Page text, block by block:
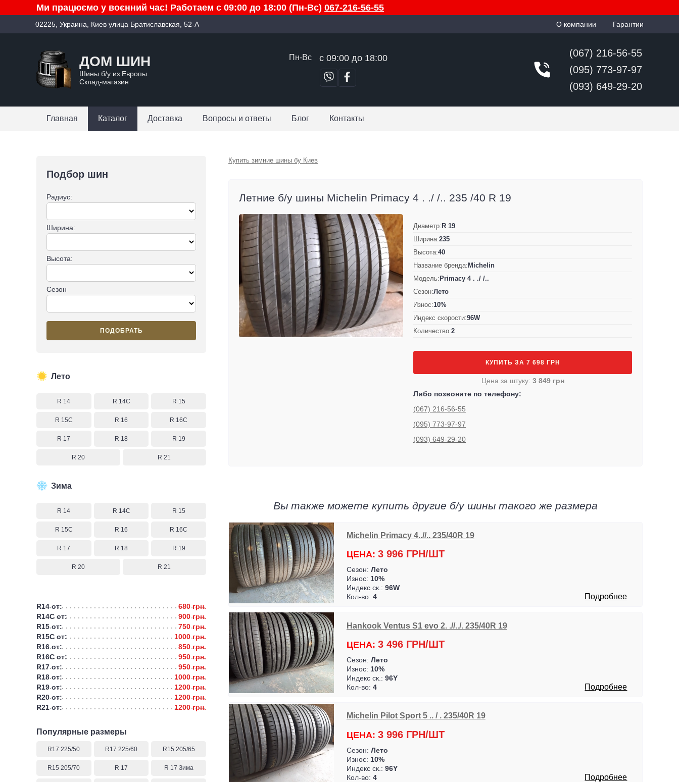
Ми працюємо у воєнний час! Работаем с 09:00 до 18:00 (Пн-Вс) 067-216-56-55
02225, Украина, Киев улица Братиславская, 52-А О компании Гарантии
ДОМ ШИН
Шины б/у из Европы.
Склад-магазин
Пн-Вс с 09:00 до 18:00
(067) 216-56-55
(095) 773-97-97
(093) 649-29-20
Главная Каталог Доставка Вопросы и ответы Блог Контакты
Подбор шин
Радиус:
Ширина:
Высота:
Сезон
ПОДОБРАТЬ
Лето
R 14 R 14C R 15
R 15C R 16 R 16C
R 17 R 18 R 19
R 20 R 21
Зима
R 14 R 14C R 15
R 15C R 16 R 16C
R 17 R 18 R 19
R 20 R 21
R14 от:
680 грн.
R14C от:
900 грн.
R15 от:
750 грн.
R15C от:
1000 грн.
R16 от:
850 грн.
R16C от:
950 грн.
R17 от:
950 грн.
R18 от:
1000 грн.
R19 от:
1200 грн.
R20 от:
1200 грн.
R21 от:
1200 грн.
Популярные размеры
R17 225/50 R17 225/60 R15 205/65
R15 205/70 R 17 R 17 Зима
Купить зимние шины бу Киев
Летние б/у шины Michelin Primacy 4 . ./ /.. 235 /40 R 19
Диаметр:R 19
Ширина:235
Высота:40
Название бренда:Michelin
Модель:Primacy 4 . ./ /..
Сезон:Лето
Износ:10%
Индекс скорости:96W
Количество:2
КУПИТЬ ЗА 7 698 ГРН
Цена за штуку: 3 849 грн
Либо позвоните по телефону:
(067) 216-56-55
(095) 773-97-97
(093) 649-29-20
Вы также можете купить другие б/у шины такого же размера
Michelin Primacy 4..//.. 235/40R 19
ЦЕНА: 3 996 ГРН/ШТ
Сезон: Лето
Износ: 10%
Индекс ск.: 96W
Кол-во: 4 Подробнее
Hankook Ventus S1 evo 2. .//../. 235/40R 19
ЦЕНА: 3 496 ГРН/ШТ
Сезон: Лето
Износ: 10%
Индекс ск.: 96Y
Кол-во: 4 Подробнее
Michelin Pilot Sport 5 .. / . 235/40R 19
ЦЕНА: 3 996 ГРН/ШТ
Сезон: Лето
Износ: 10%
Индекс ск.: 96Y
Кол-во: 4 Подробнее